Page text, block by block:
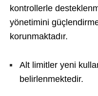
kontrollerle
yönetimini
korunmaktadır.
Alt limitler yeni
belirlenmektedir.